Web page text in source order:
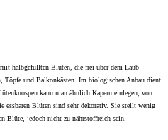
halbgefüllten Blüten, die frei über dem Laub
Töpfe und Balkonkästen. Im biologischen Anbau dient
kann man ähnlich Kapern einlegen, von
essbaren Blüten sind sehr dekorativ. Sie stellt wenig
Blüte, jedoch nicht zu nährstoffreich sein.